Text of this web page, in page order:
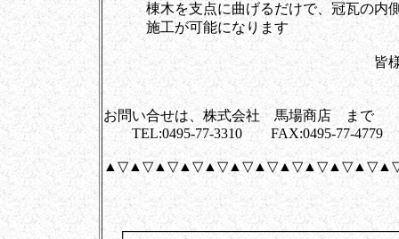
棟木を支点に曲げるだけで、冠瓦の内側
施工が可能になります
皆様と創ります
株式会社
お問い合せは、株式会社 馬場商店 まで
TEL:0495-77-3310 FAX:0495-77-4779